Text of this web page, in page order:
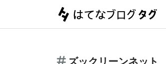
ズックリーンネット